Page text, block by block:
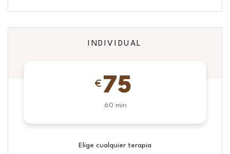
INDIVIDUAL
€ 75
60 min
Elige cualquier terapia